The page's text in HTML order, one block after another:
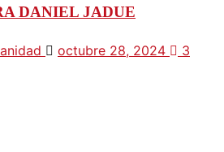
DANIEL JADUE
octubre 28, 2024 3